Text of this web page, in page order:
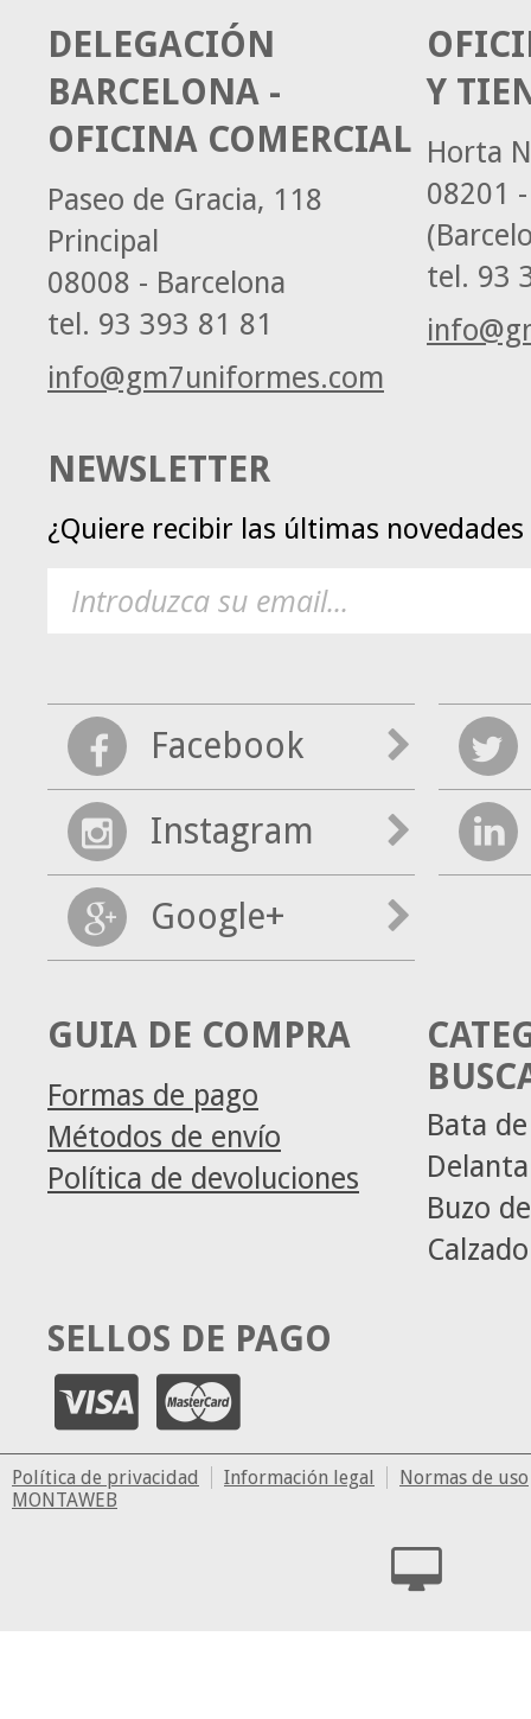
Y
Horta
08201
tel. 93
DELEGACIÓN
BARCELONA -
OFICINA COMERCIAL
Paseo de Gracia, 118
Principal
08008 - Barcelona
tel. 93 393 81 81
info@gm7uniformes.com
NEWSLETTER
¿Quiere recibir las últimas
Facebook
Instagram
Google+
GUIA DE COMPRA
Formas de pago
Métodos de envío
Política de devoluciones
Bata
Buzo
SELLOS DE PAGO
Política de privacidad Información legal
Normas de uso
MONTAWEB